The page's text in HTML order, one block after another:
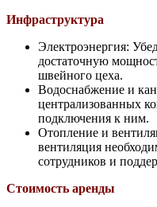
Инфраструктура
Электроэнергия:
достаточную
швейного цеха.
Водоснабжение и
централизованных
подключения к ним.
Отопление и
вентиляция
сотрудников и
Стоимость аренды